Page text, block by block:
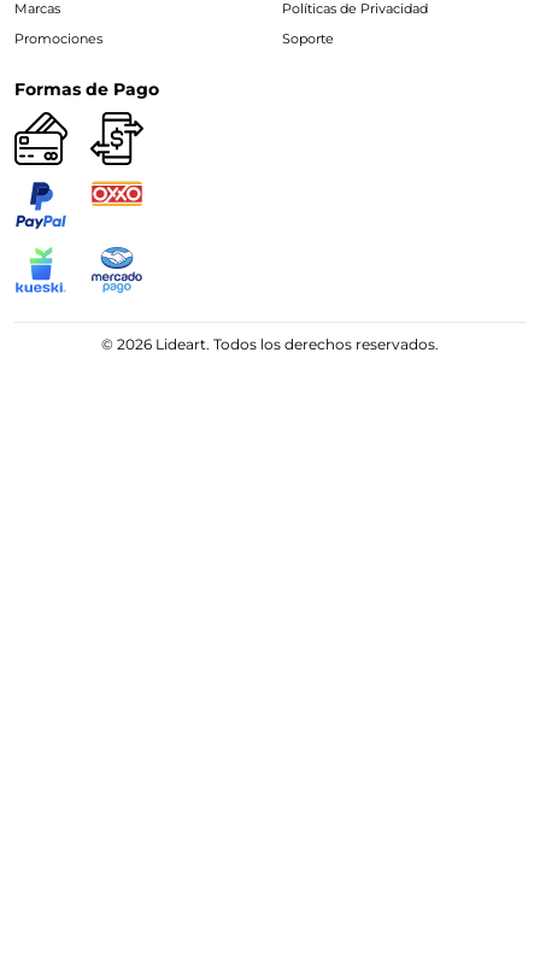
Marcas
Promociones
Políticas de Privacidad
Soporte
Formas de Pago
© 2026 Lideart. Todos los derechos reservados.